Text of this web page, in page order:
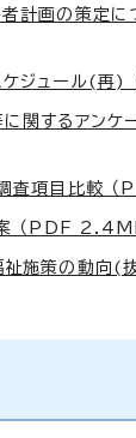
計画の策定
ジュール(再
関するアンケ
査項目比較
（PDF
施策の動向(